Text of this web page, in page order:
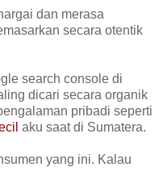
dan merasa
secara otentik
search console di
dicari secara organik
pribadi seperti
aku saat di Sumatera.
yang ini. Kalau